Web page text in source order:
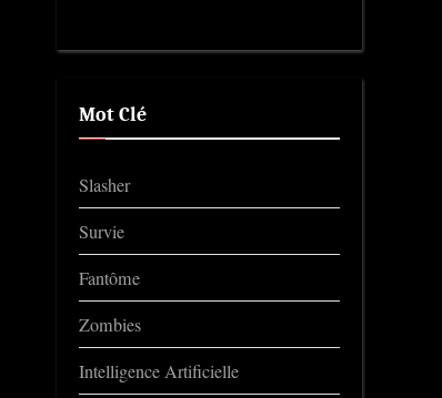
Trailers
Mot Clé
Slasher
Survie
Fantôme
Zombies
Intelligence Artificielle